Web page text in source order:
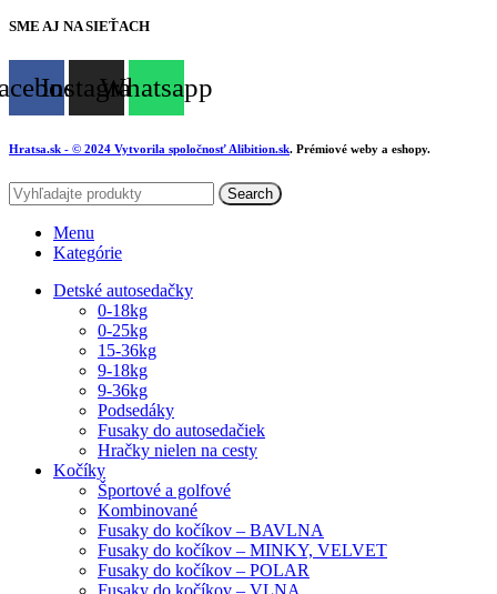
SME AJ NA SIEŤACH
InstagramWhatsapp
Hratsa.sk - © 2024 Vytvorila spoločnosť Alibition.sk. Prémiové weby a eshopy.
Search
Menu
Kategórie
Detské autosedačky
0-18kg
0-25kg
15-36kg
9-18kg
9-36kg
Podsedáky
Fusaky do autosedačiek
Hračky nielen na cesty
Kočíky
Športové a golfové
Kombinované
Fusaky do kočíkov – BAVLNA
Fusaky do kočíkov – MINKY, VELVET
Fusaky do kočíkov – POLAR